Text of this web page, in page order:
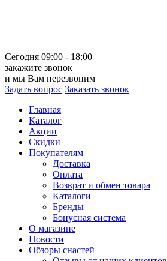
Сегодня 09:00 - 18:00
закажите звонок
и мы Вам перезвоним
Задать вопрос Заказать звонок
Главная
Каталог
Акции
Скидки
Покупателям
Доставка
Оплата
Возврат и обмен товара
Каталоги
Бренды
Бонусная система
О магазине
Новости
Обзоры снастей